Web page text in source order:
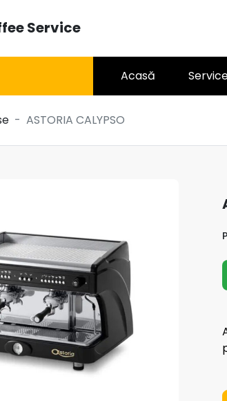
Service
ASTORIA
bauturi reci
Acasă
ASTORIA CALYPSO